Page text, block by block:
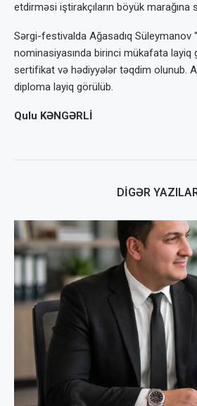
etdirməsi iştirakçıların böyük marağına
Sərgi-festivalda Ağasadıq Süleymanov
nominasiyasında birinci mükafata layiq
sertifikat və hədiyyələr təqdim olunub.
diploma layiq görülüb.
Qulu KƏNGƏRLİ
DIGƏR